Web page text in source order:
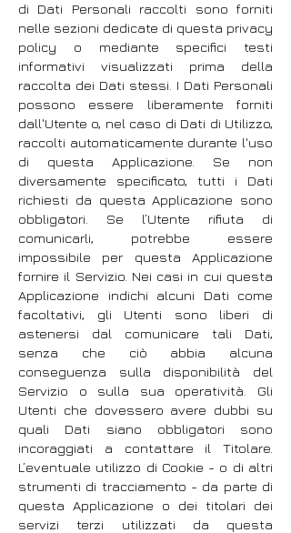
di Dati Personali raccolti sono forniti
nelle sezioni dedicate di questa privacy
policy o mediante specifici testi
informativi visualizzati prima della
raccolta dei Dati stessi. I Dati Personali
possono essere liberamente forniti
dall'Utente o, nel caso di Dati di Utilizzo,
raccolti automaticamente durante l'uso
di questa Applicazione. Se non
diversamente specificato, tutti i Dati
richiesti da questa Applicazione sono
obbligatori. Se l’Utente rifiuta di
comunicarli, potrebbe essere
impossibile per questa Applicazione
fornire il Servizio. Nei casi in cui questa
Applicazione indichi alcuni Dati come
facoltativi, gli Utenti sono liberi di
astenersi dal comunicare tali Dati,
senza che ciò abbia alcuna
conseguenza sulla disponibilità del
Servizio o sulla sua operatività. Gli
Utenti che dovessero avere dubbi su
quali Dati siano obbligatori sono
incoraggiati a contattare il Titolare.
L’eventuale utilizzo di Cookie - o di altri
strumenti di tracciamento - da parte di
questa Applicazione o dei titolari dei
servizi terzi utilizzati da questa